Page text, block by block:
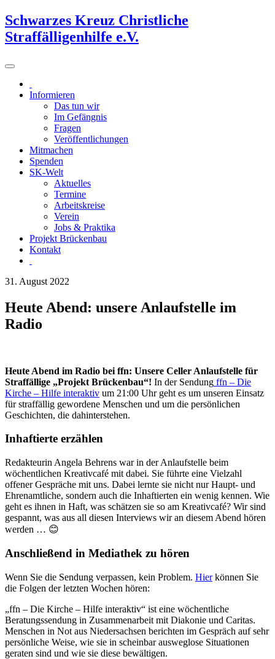
Schwarzes Kreuz Christliche
Straffälligenhilfe e.V.
Informieren
Das tun wir
Im Gefängnis
Fragen
Veröffentlichungen
Mitmachen
Spenden
SK-Welt
Aktuelles
Termine
Arbeitskreise
Verein
Jobs & Praktika
Projekt Brückenbau
Kontakt
31. August 2022
Heute Abend: unsere Anlaufstelle im
Radio
Heute Abend im Radio bei ffn: Unsere Celler Anlaufstelle für
Straffällige „Projekt Brückenbau“! In der Sendung ffn – Die
Kirche – Hilfe interaktiv um 21:00 Uhr geht es um unseren Einsatz
für straffällig gewordene Menschen und um die persönlichen
Geschichten, die dahinterstehen.
Inhaftierte erzählen
Redakteurin Angela Behrens war in der Anlaufstelle beim
wöchentlichen Kreativcafé mit dabei. Sie führte eine Vielzahl
offener Gespräche mit uns. Dabei lernte sie nicht nur Haupt- und
Ehrenamtliche, sondern auch die Inhaftierten ein wenig kennen. Wie
geht es ihnen in Haft, was schätzen sie so am Kreativcafé? Wir sind
gespannt, was aus all diesen Interviews wir an diesem Abend hören
werden … 😊
Anschließend in Mediathek zu hören
Wenn Sie die Sendung verpassen, kein Problem. Hierkönnen Sie
die Folgen der letzten Wochen hören:
„ffn – Die Kirche – Hilfe interaktiv“ ist eine wöchentliche
Beratungssendung in Zusammenarbeit mit Diakonie und Caritas.
Menschen in Not aus Niedersachsen berichten im Gespräch auf sehr
persönliche Weise, wie sie in scheinbar ausweglose Situationen
geraten sind und wie sie diese bewältigen.